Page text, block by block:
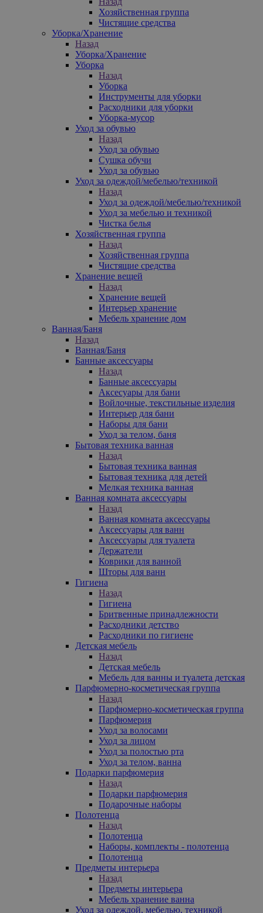
Хозяйственная группа
Чистящие средства
Уборка/Хранение
Назад
Уборка/Хранение
Уборка
Назад
Уборка
Инструменты для уборки
Расходники для уборки
Уборка-мусор
Уход за обувью
Назад
Уход за обувью
Сушка обучи
Уход за обувью
Уход за одеждой/мебелью/техникой
Назад
Уход за одеждой/мебелью/техникой
Уход за мебелью и техникой
Чистка белья
Хозяйственная группа
Назад
Хозяйственная группа
Чистящие средства
Хранение вещей
Назад
Хранение вещей
Интерьер хранение
Мебель хранение дом
Ванная/Баня
Назад
Ванная/Баня
Банные аксессуары
Назад
Банные аксессуары
Аксесуары для бани
Войлочные, текстильные изделия
Интерьер для бани
Наборы для бани
Уход за телом, баня
Бытовая техника ванная
Назад
Бытовая техника ванная
Бытовая техника для детей
Мелкая техника ванная
Ванная комната аксессуары
Назад
Ванная комната аксессуары
Аксессуары для ванн
Аксессуары для туалета
Держатели
Коврики для ванной
Шторы для ванн
Гигиена
Назад
Гигиена
Бритвенные принадлежности
Расходники детство
Расходники по гигиене
Детская мебель
Назад
Детская мебель
Мебель для ванны и туалета детская
Парфюмерно-косметическая группа
Назад
Парфюмерно-косметическая группа
Парфюмерия
Уход за волосами
Уход за лицом
Уход за полостью рта
Уход за телом, ванна
Подарки парфюмерия
Назад
Подарки парфюмерия
Подарочные наборы
Полотенца
Назад
Полотенца
Наборы, комплекты - полотенца
Полотенца
Предметы интерьера
Назад
Предметы интерьера
Мебель хранение ванна
Уход за одеждой, мебелью, техникой